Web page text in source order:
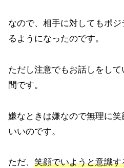
なので、相手に対してもポ
るようになったのです。
ただし注意でもお話しをし
間です。
嫌なときは嫌なので無理に
いいのです。
ただ、 笑顔でいようと意識す